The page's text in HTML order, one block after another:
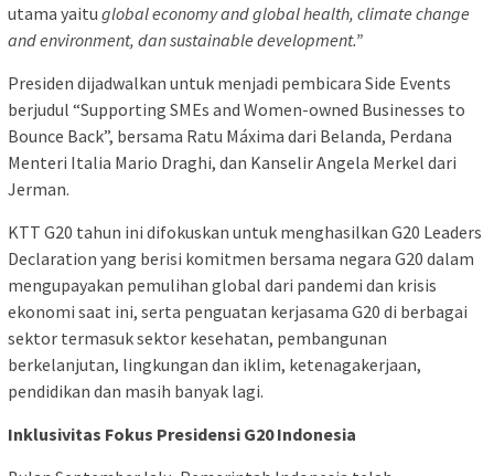
utama yaitu global economy and global health, climate change
and environment, dan sustainable development.”
Presiden dijadwalkan untuk menjadi pembicara Side Events
berjudul “Supporting SMEs and Women-owned Businesses to
Bounce Back”, bersama Ratu Máxima dari Belanda, Perdana
Menteri Italia Mario Draghi, dan Kanselir Angela Merkel dari
Jerman.
KTT G20 tahun ini difokuskan untuk menghasilkan G20 Leaders
Declaration yang berisi komitmen bersama negara G20 dalam
mengupayakan pemulihan global dari pandemi dan krisis
ekonomi saat ini, serta penguatan kerjasama G20 di berbagai
sektor termasuk sektor kesehatan, pembangunan
berkelanjutan, lingkungan dan iklim, ketenagakerjaan,
pendidikan dan masih banyak lagi.
Inklusivitas Fokus Presidensi G20 Indonesia